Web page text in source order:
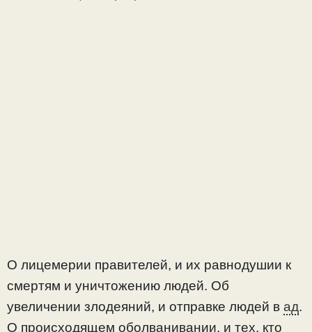
О лицемерии правителей, и их равнодушии к
смертям и уничтожению людей. Об
увеличении злодеяний, и отправке людей в ад.
О происходящем оболванивании, и тех, кто